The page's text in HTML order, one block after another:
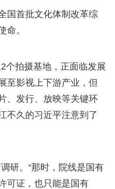
国首批文化体制改革综
命。
个拍摄基地，正面临发展
影视上下游产业，但
、发行、放映等关键环
久的习近平注意到了
研。“那时，院线是国有
可证，也只能是国有